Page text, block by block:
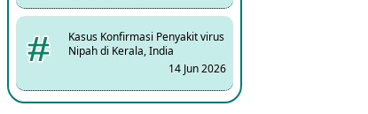
Kasus Konfirmasi Penyakit virus
Nipah di Kerala, India
14 Jun 2026